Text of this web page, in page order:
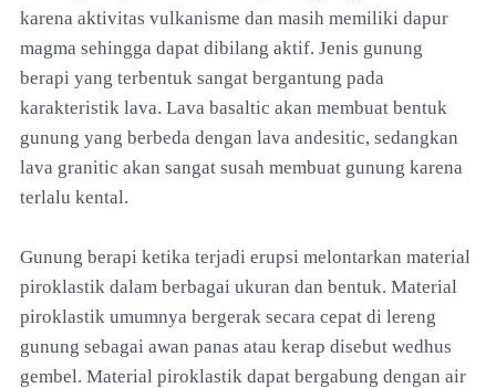
karena aktivitas vulkanisme dan masih memiliki dapur
magma sehingga dapat dibilang aktif. Jenis gunung
berapi yang terbentuk sangat bergantung pada
karakteristik lava. Lava basaltic akan membuat bentuk
gunung yang berbeda dengan lava andesitic, sedangkan
lava granitic akan sangat susah membuat gunung karena
terlalu kental.
Gunung berapi ketika terjadi erupsi melontarkan material
piroklastik dalam berbagai ukuran dan bentuk. Material
piroklastik umumnya bergerak secara cepat di lereng
gunung sebagai awan panas atau kerap disebut wedhus
gembel. Material piroklastik dapat bergabung dengan air